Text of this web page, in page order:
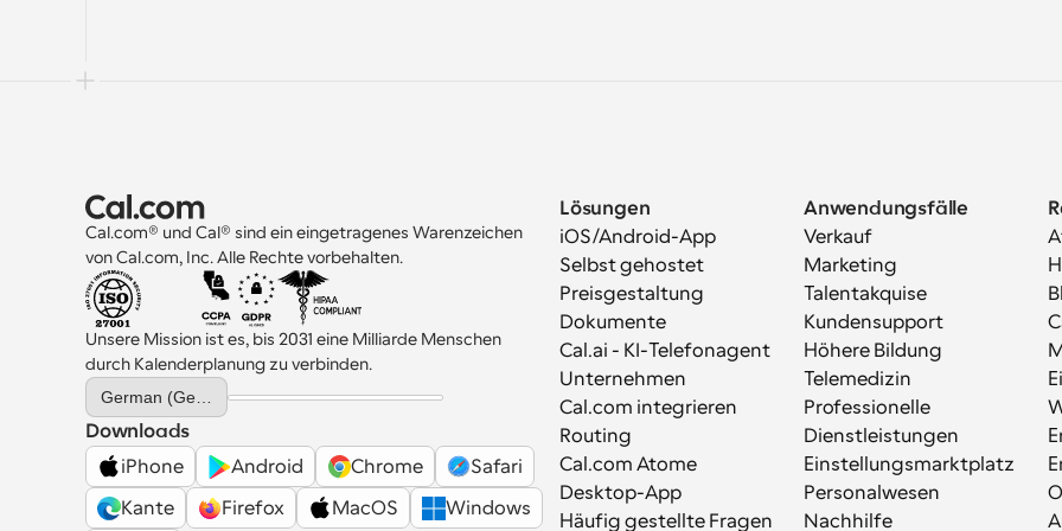
Mit
Cal.com® und Cal® sind ein eingetragenes Warenzeichen
von Cal.com, Inc. Alle Rechte vorbehalten.
Unsere Mission ist es, bis 2031 eine Milliarde Menschen
durch Kalenderplanung zu verbinden.
Select Language
Downloads
iPhone
Android Chrome
Safari
Kante
Firefox MacOS Windows
Lösungen
iOS/Android-App
Selbst gehostet
Preisgestaltung
Dokumente
Cal.ai - KI-Telefonagent
Unternehmen
Cal.com integrieren
Routing
Cal.com Atome
Desktop-App
Häufig gestellte Fragen
Anwendungsfälle
Verkauf
Marketing
Talentakquise
Kundensupport
Höhere Bildung
Telemedizin
Professionelle
Dienstleistungen
Einstellungsmarktplatz
Personalwesen
Nachhilfe